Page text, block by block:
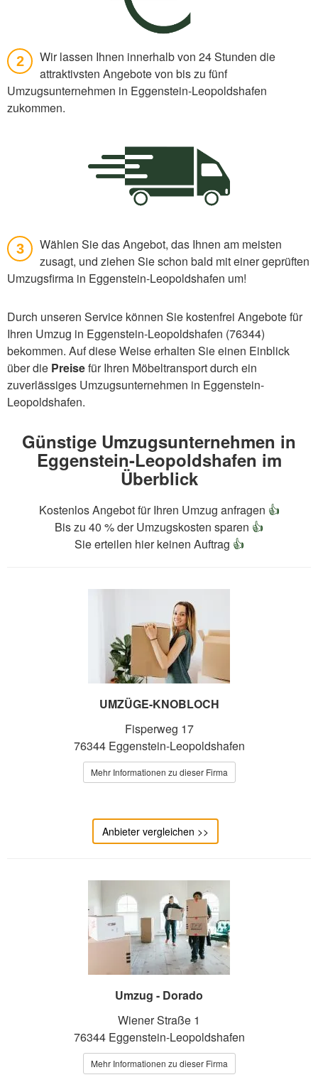
2
Wir lassen Ihnen innerhalb von 24 Stunden die
attraktivsten Angebote von bis zu fünf
Umzugsunternehmen in Eggenstein-Leopoldshafen
zukommen.
3
Wählen Sie das Angebot, das Ihnen am meisten
zusagt, und ziehen Sie schon bald mit einer geprüften
Umzugsfirma in Eggenstein-Leopoldshafen um!
Durch unseren Service können Sie kostenfrei Angebote für
Ihren Umzug in Eggenstein-Leopoldshafen (76344)
bekommen. Auf diese Weise erhalten Sie einen Einblick
über die Preisefür Ihren Möbeltransport durch ein
zuverlässiges Umzugsunternehmen in Eggenstein-
Leopoldshafen.
Günstige Umzugsunternehmen in
Eggenstein-Leopoldshafen im
Überblick
Kostenlos Angebot für Ihren Umzug anfragen 👍
Bis zu 40 % der Umzugskosten sparen 👍
Sie erteilen hier keinen Auftrag 👍
UMZÜGE-KNOBLOCH
Fisperweg 17
76344 Eggenstein-Leopoldshafen
Mehr Informationen zu dieser Firma
Anbieter vergleichen >>
Umzug - Dorado
Wiener Straße 1
76344 Eggenstein-Leopoldshafen
Mehr Informationen zu dieser Firma